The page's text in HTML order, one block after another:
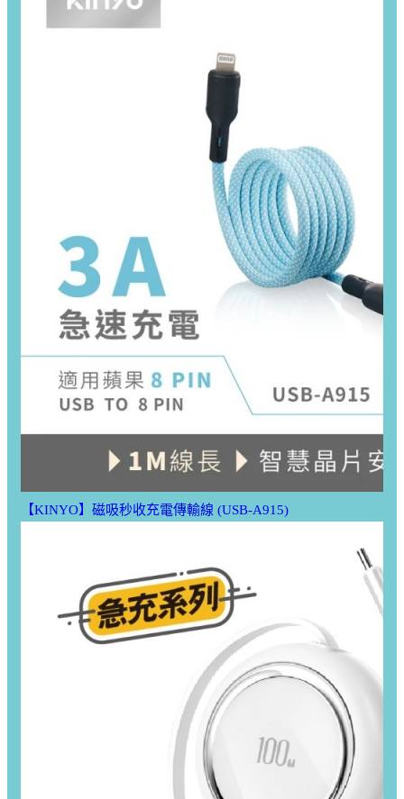
【KINYO】磁吸秒收充電傳輸線 (USB-A915)